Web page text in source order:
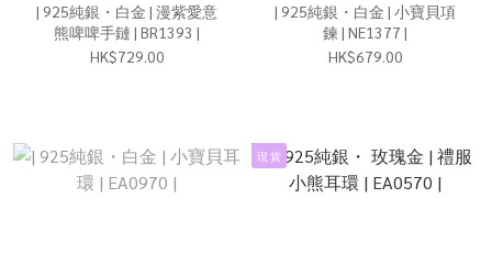
| 925純銀・白金 | 漫紫愛意
熊啤啤手鏈 | BR1393 |
HK$729.00
| 925純銀・白金 | 小寶貝項
鍊 | NE1377 |
HK$679.00
現 貨